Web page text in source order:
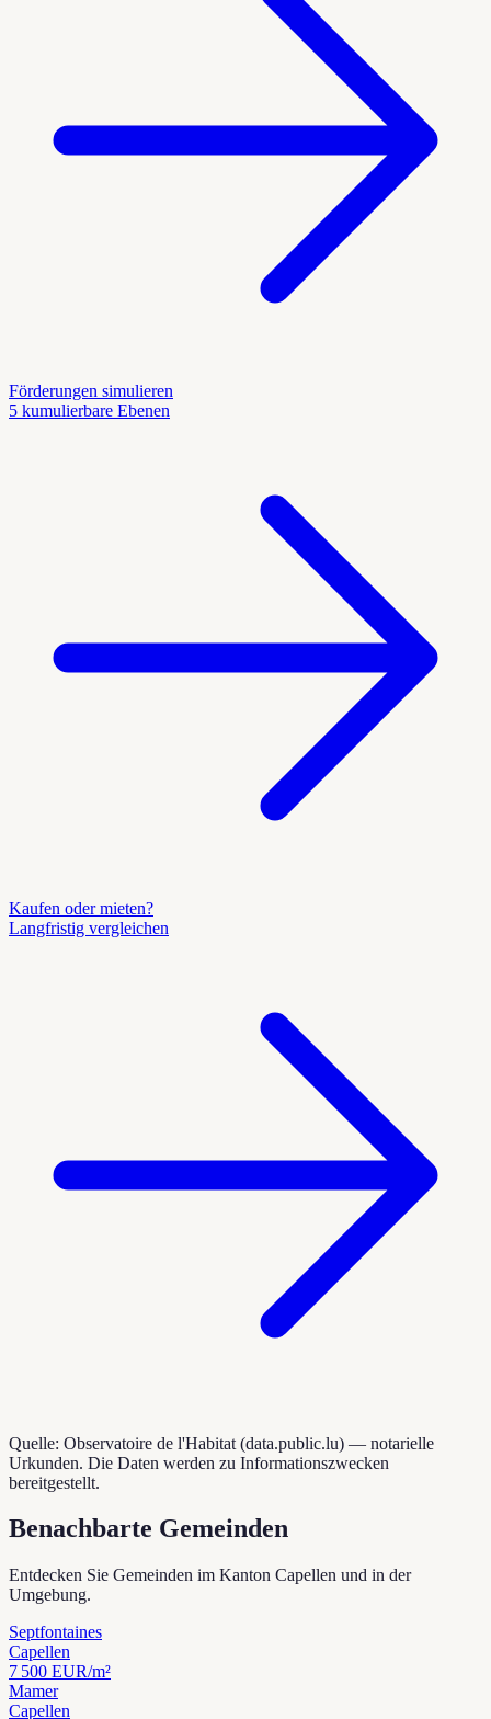
Förderungen simulieren
5 kumulierbare Ebenen
Kaufen oder mieten?
Langfristig vergleichen
Quelle: Observatoire de l'Habitat (data.public.lu) — notarielle
Urkunden. Die Daten werden zu Informationszwecken
bereitgestellt.
Benachbarte Gemeinden
Entdecken Sie Gemeinden im Kanton Capellen und in der
Umgebung.
Septfontaines
Capellen
7 500 EUR/m²
Mamer
Capellen